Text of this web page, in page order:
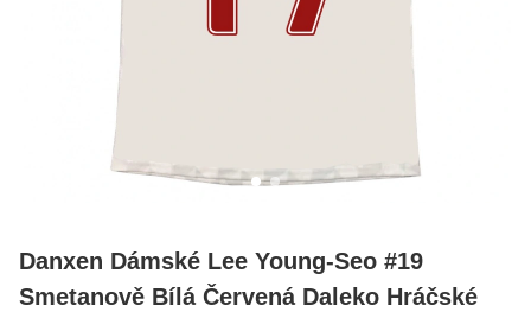
Danxen Dámské Lee Young-Seo #19
Smetanově Bílá Červená Daleko Hráčské